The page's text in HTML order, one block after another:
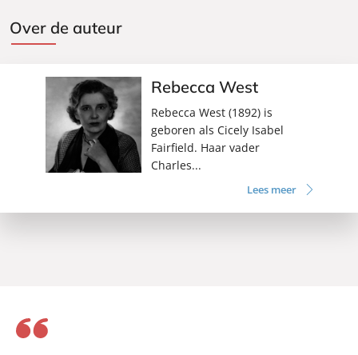
Over de auteur
Rebecca West
Rebecca West (1892) is
geboren als Cicely Isabel
Fairfield. Haar vader
Charles...
Lees meer